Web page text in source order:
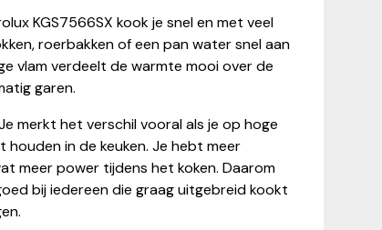
KGS7566SX kook je snel en met veel
roerbakken of een pan water snel aan
vlam verdeelt de warmte mooi over de
garen.
merkt het verschil vooral als je op hoge
in de keuken. Je hebt meer
meer power tijdens het koken. Daarom
bij iedereen die graag uitgebreid kookt